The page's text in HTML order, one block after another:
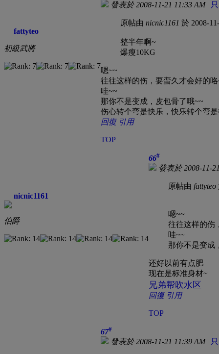
fattyteo
初級武將
發表於 2008-11-21 11:33 AM|
原帖由 nicnic1161 於 2008-
整半年啊~
爆瘦10KG
嗯~~
往往这样的伤，要蛮久才会好的
哇~~
那你不是变成，皮包骨了哦~~
伤心转个弯是快乐，快乐转个弯
回復 引用
TOP
nicnic1161
伯爵
66#
發表於 2008-11-
原帖由 fattyteo
嗯~~
往往这样的伤
哇~~
那你不是变成
还好以前有点肥
现在是标准身材~
兄弟帮吹水区
回復 引用
TOP
67#
發表於 2008-11-21 11:39 AM|